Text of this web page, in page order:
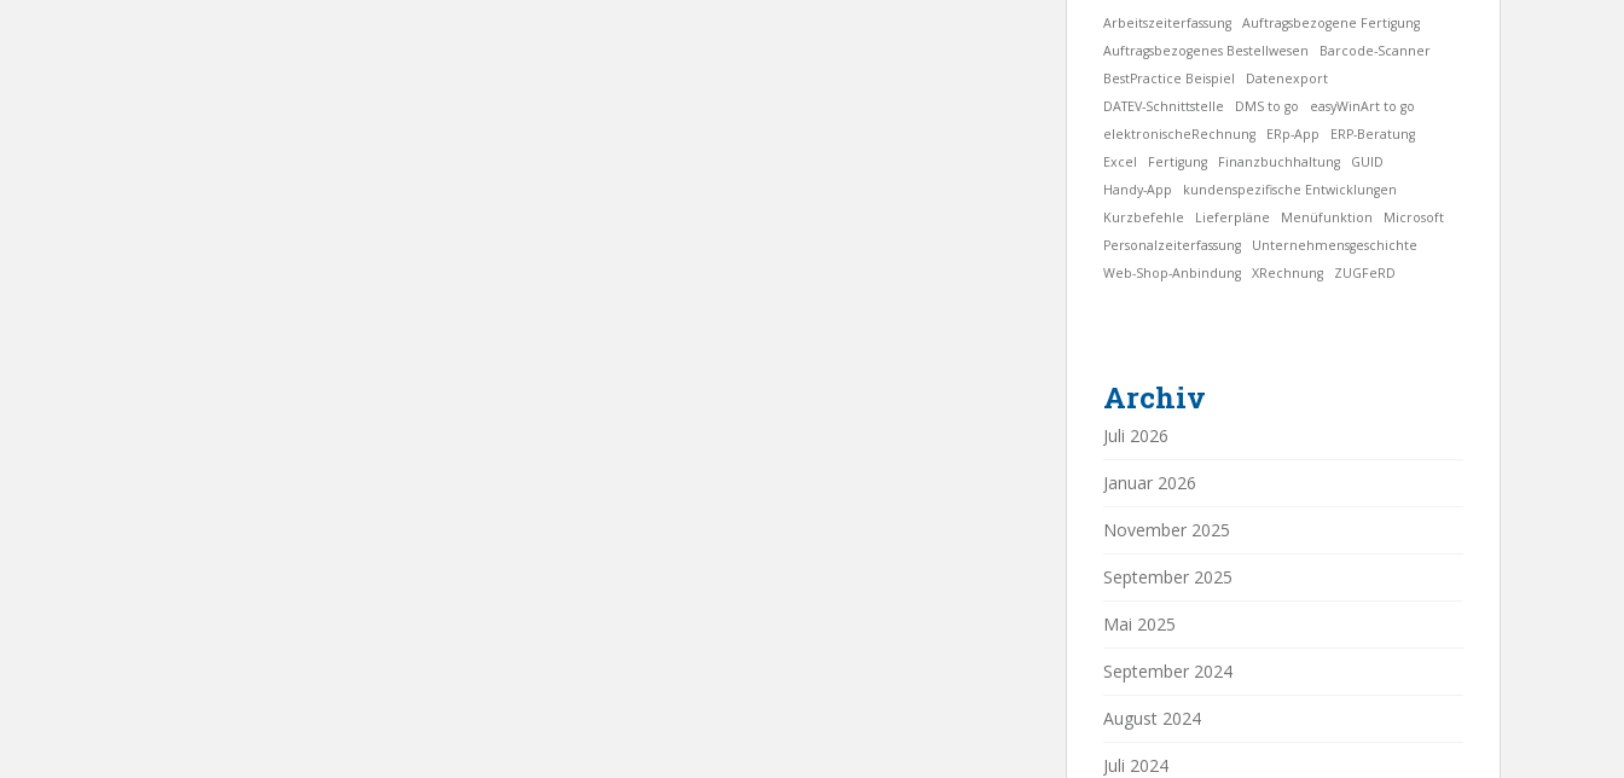
Arbeitszeiterfassung
Auftragsbezogene Fertigung
Auftragsbezogenes Bestellwesen
Barcode-Scanner
BestPractice Beispiel
Datenexport
DATEV-Schnittstelle
DMS to go
easyWinArt to go
elektronischeRechnung
ERp-App
ERP-Beratung
Excel
Fertigung Finanzbuchhaltung
GUID
Handy-App
kundenspezifische Entwicklungen
Kurzbefehle
Lieferpläne Menüfunktion
Microsoft
Personalzeiterfassung
Unternehmensgeschichte
Web-Shop-Anbindung
XRechnung ZUGFeRD
Archiv
Juli 2026
Januar 2026
November 2025
September 2025
Mai 2025
September 2024
August 2024
Juli 2024